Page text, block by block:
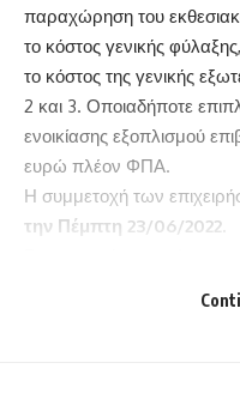
παραχώρηση του
το κόστος γενικής
το κόστος της γενικής
2 και 3. Οποιαδήποτε
ενοικίασης εξοπλισμού
ευρώ πλέον ΦΠΑ.
Η συμμετοχή των
την Πέμπτη 23/06/2022.
κινητό: 6987265512 και